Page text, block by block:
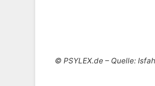
© PSYLEX.de – Quelle: